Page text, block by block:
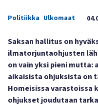
Politiikka Ulkomaat
Saksan hallitus on
ilmatorjuntaohjusten
on vain yksi pieni mutta:
aikaisista ohjuksista
Homeisissa varastoissa
ohjukset joudutaan